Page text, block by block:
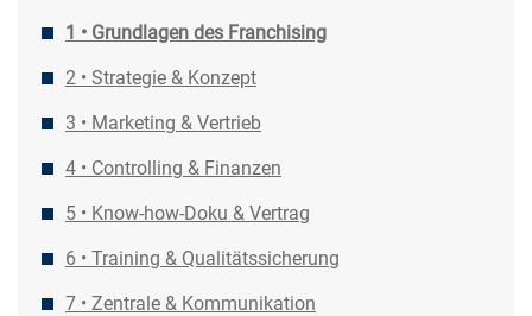
1 • Grundlagen des Franchising
2 • Strategie & Konzept
3 • Marketing & Vertrieb
4 • Controlling & Finanzen
5 • Know-how-Doku & Vertrag
6 • Training & Qualitätssicherung
7 • Zentrale & Kommunikation